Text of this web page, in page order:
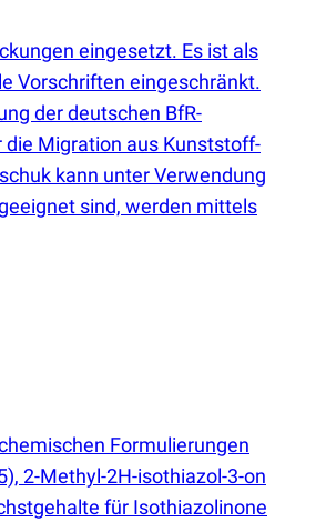
eingesetzt. Es ist als
Vorschriften eingeschränkt.
der deutschen BfR-
Migration aus Kunststoff-
kann unter Verwendung
sind, werden mittels
Formulierungen
2-Methyl-2H-isothiazol-3-on
für Isothiazolinone